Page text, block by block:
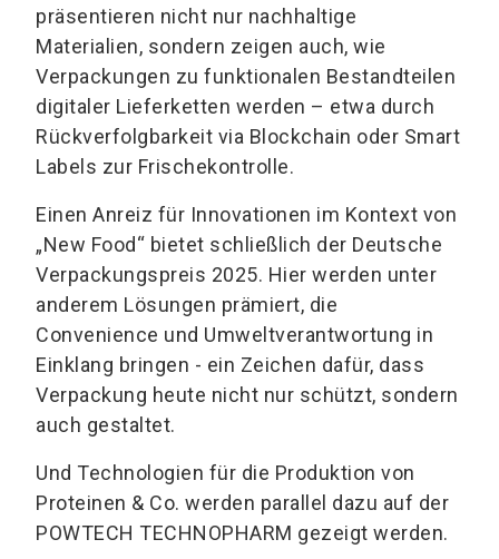
präsentieren nicht nur nachhaltige
Materialien, sondern zeigen auch, wie
Verpackungen zu funktionalen Bestandteilen
digitaler Lieferketten werden – etwa durch
Rückverfolgbarkeit via Blockchain oder Smart
Labels zur Frischekontrolle.
Einen Anreiz für Innovationen im Kontext von
„New Food“ bietet schließlich der Deutsche
Verpackungspreis 2025. Hier werden unter
anderem Lösungen prämiert, die
Convenience und Umweltverantwortung in
Einklang bringen - ein Zeichen dafür, dass
Verpackung heute nicht nur schützt, sondern
auch gestaltet.
Und Technologien für die Produktion von
Proteinen & Co. werden parallel dazu auf der
POWTECH TECHNOPHARM gezeigt werden.